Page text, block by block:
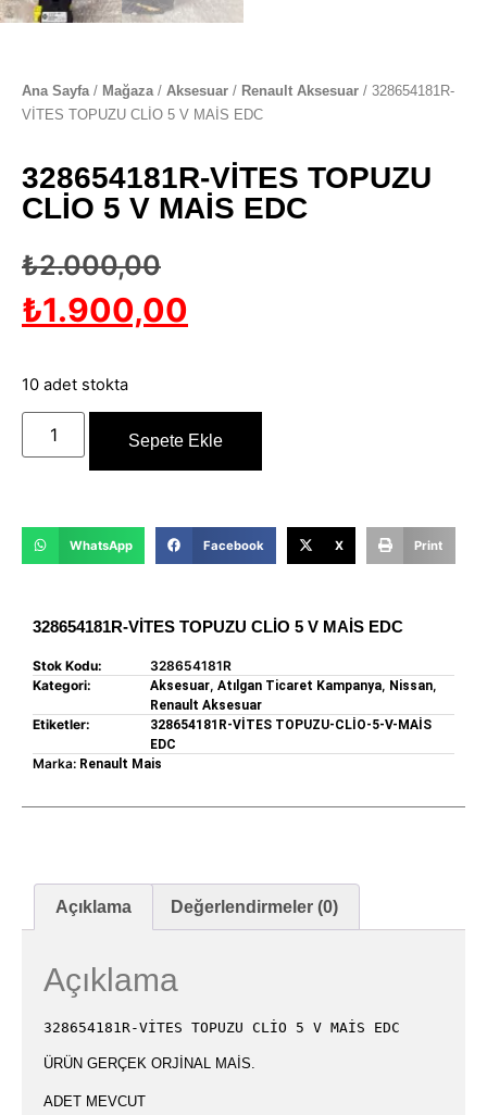
Ana Sayfa/ Mağaza/ Aksesuar / Renault Aksesuar / 328654181R-
VİTES TOPUZU CLİO 5 V MAİS EDC
328654181R-VİTES TOPUZU
CLİO 5 V MAİS EDC
₺2.000,00
₺1.900,00
10 adet stokta
Sepete Ekle
WhatsApp Facebook X Print
328654181R-VİTES TOPUZU CLİO 5 V MAİS EDC
Stok Kodu:
328654181R
Kategori:
Aksesuar, Atılgan Ticaret Kampanya, Nissan,
Renault Aksesuar
Etiketler:
328654181R-VİTES TOPUZU-CLİO-5-V-MAİS
EDC
Marka: Renault Mais
Açıklama Değerlendirmeler (0)
Açıklama
328654181R-VİTES TOPUZU CLİO 5 V MAİS EDC
ÜRÜN GERÇEK ORJİNAL MAİS.
ADET MEVCUT